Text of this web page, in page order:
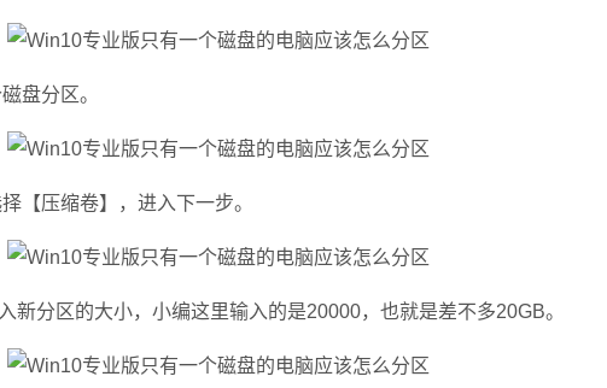
盘分区。
【压缩卷】，进入下一步。
新分区的大小，小编这里输入的是20000，也就是差不多20GB。